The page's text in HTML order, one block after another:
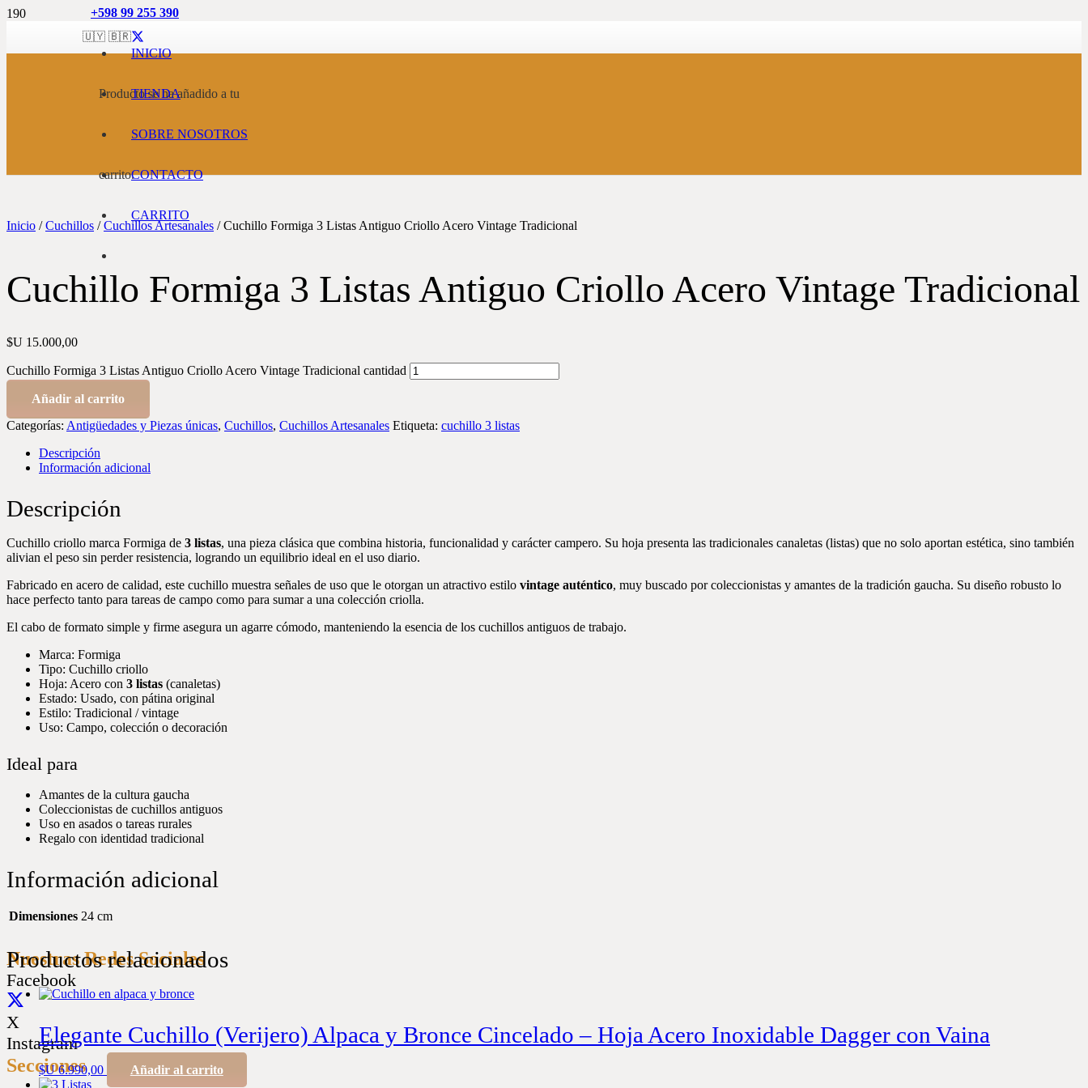
🇺🇾 🇧🇷
+598 99 255 390
Productose ha añadido a tu
carrito.
INICIO
TIENDA
SOBRE NOSOTROS
CONTACTO
CARRITO
Inicio /Cuchillos /Cuchillos Artesanales / Cuchillo Formiga 3 Listas Antiguo Criollo Acero Vintage Tradicional
Cuchillo Formiga 3 Listas Antiguo Criollo Acero Vintage Tradicional
$U 15.000,00
Cuchillo Formiga 3 Listas Antiguo Criollo Acero Vintage Tradicional cantidad
Añadir al carrito
Categorías: Antigüedades y Piezas únicas, Cuchillos, Cuchillos Artesanales Etiqueta: cuchillo 3 listas
Descripción
Información adicional
Descripción
Cuchillo criollo marca Formiga de 3 listas, una pieza clásica que combina historia, funcionalidad y carácter campero. Su hoja presenta las tradicionales canaletas (listas) que no solo aportan estética, sino también
alivian el peso sin perder resistencia, logrando un equilibrio ideal en el uso diario.
Fabricado en acero de calidad, este cuchillo muestra señales de uso que le otorgan un atractivo estilo vintage auténtico, muy buscado por coleccionistas y amantes de la tradición gaucha. Su diseño robusto lo
hace perfecto tanto para tareas de campo como para sumar a una colección criolla.
El cabo de formato simple y firme asegura un agarre cómodo, manteniendo la esencia de los cuchillos antiguos de trabajo.
Marca: Formiga
Tipo: Cuchillo criollo
Hoja: Acero con 3 listas (canaletas)
Estado: Usado, con pátina original
Estilo: Tradicional / vintage
Uso: Campo, colección o decoración
Ideal para
Amantes de la cultura gaucha
Coleccionistas de cuchillos antiguos
Uso en asados o tareas rurales
Regalo con identidad tradicional
Información adicional
Dimensiones 24 cm
Productos relacionados
Elegante Cuchillo (Verijero) Alpaca y Bronce Cincelado – Hoja Acero Inoxidable Dagger con Vaina
$U6.990,00 Añadir al carrito
Nuestras Redes Sociales
Facebook
X
Instagram
Secciones